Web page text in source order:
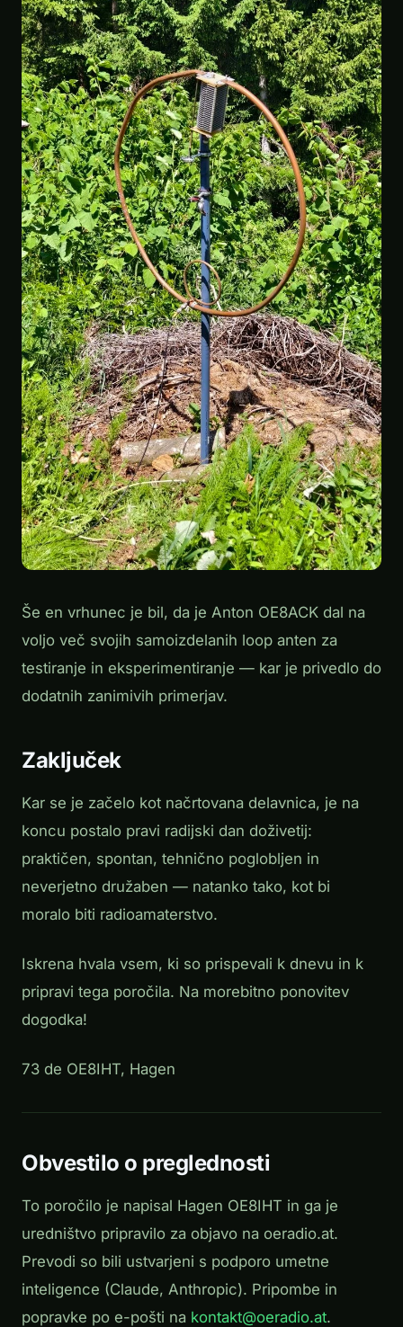
Še en vrhunec je bil, da je Anton OE8ACK dal na
voljo več svojih samoizdelanih loop anten za
testiranje in eksperimentiranje — kar je privedlo do
dodatnih zanimivih primerjav.
Zaključek
Kar se je začelo kot načrtovana delavnica, je na
koncu postalo pravi radijski dan doživetij:
praktičen, spontan, tehnično poglobljen in
neverjetno družaben — natanko tako, kot bi
moralo biti radioamaterstvo.
Iskrena hvala vsem, ki so prispevali k dnevu in k
pripravi tega poročila. Na morebitno ponovitev
dogodka!
73 de OE8IHT, Hagen
Obvestilo o preglednosti
To poročilo je napisal Hagen OE8IHT in ga je
uredništvo pripravilo za objavo na oeradio.at.
Prevodi so bili ustvarjeni s podporo umetne
inteligence (Claude, Anthropic). Pripombe in
popravke po e-pošti na kontakt@oeradio.at.